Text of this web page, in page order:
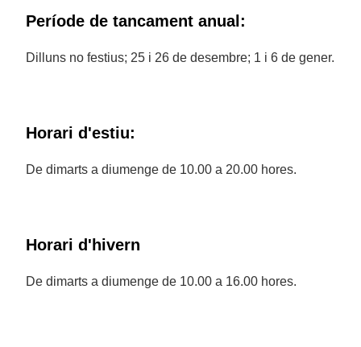
Període de tancament anual:
Dilluns no festius; 25 i 26 de desembre; 1 i 6 de gener.
Horari d'estiu:
De dimarts a diumenge de 10.00 a 20.00 hores.
Horari d'hivern
De dimarts a diumenge de 10.00 a 16.00 hores.